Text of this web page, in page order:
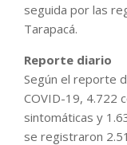
seguida por las
Tarapacá.
Reporte diario
Según el reporte
COVID-19, 4.722
sintomáticas y
se registraron